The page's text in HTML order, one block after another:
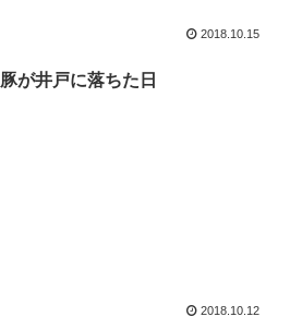
2018.10.15
豚が井戸に落ちた日
2018.10.12